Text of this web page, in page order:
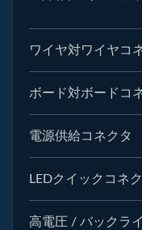
ワイヤ対ワイヤコ
ボード対ボードコ
電源供給コネクタ
LEDクイックコネ
高電圧 / バックラ